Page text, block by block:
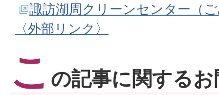
諏訪湖周クリーンセンター（
〈外部リンク〉
こ の記事に関する